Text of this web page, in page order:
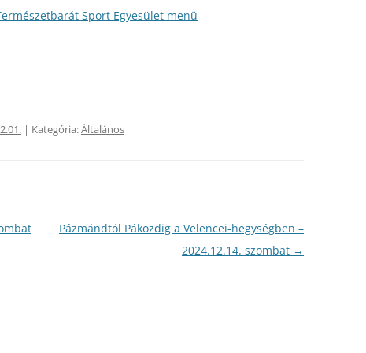
2006
2007
2004
Sport Egyesület menü
| Kategória:Általános
Pázmándtól Pákozdig a Velencei-hegységben –
2024.12.14. szombat →